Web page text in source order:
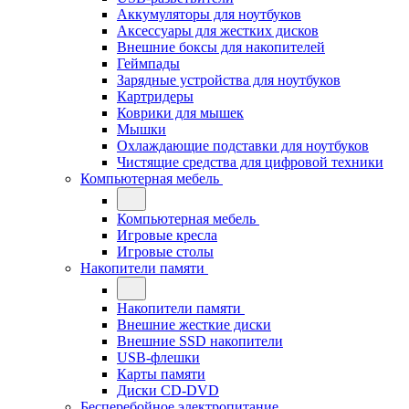
Аккумуляторы для ноутбуков
Аксессуары для жестких дисков
Внешние боксы для накопителей
Геймпады
Зарядные устройства для ноутбуков
Картридеры
Коврики для мышек
Мышки
Охлаждающие подставки для ноутбуков
Чистящие средства для цифровой техники
Компьютерная мебель
Компьютерная мебель
Игровые кресла
Игровые столы
Накопители памяти
Накопители памяти
Внешние жесткие диски
Внешние SSD накопители
USB-флешки
Карты памяти
Диски CD-DVD